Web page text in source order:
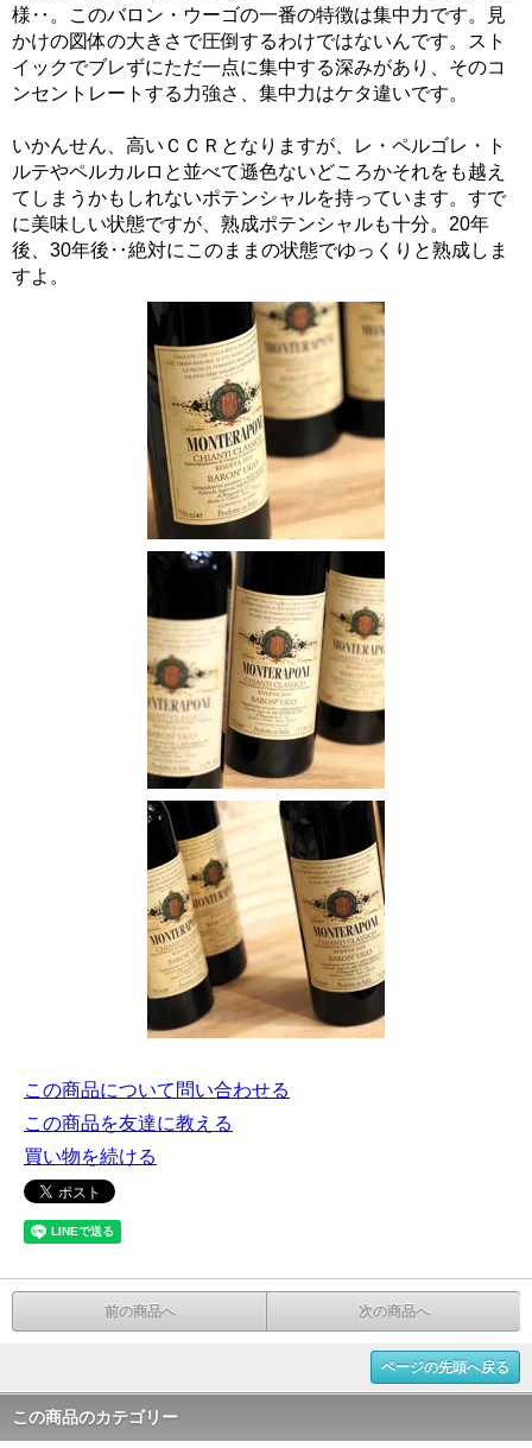
様‥。このバロン・ウーゴの一番の特徴は集中力です。見
かけの図体の大きさで圧倒するわけではないんです。スト
イックでブレずにただ一点に集中する深みがあり、そのコ
ンセントレートする力強さ、集中力はケタ違いです。
いかんせん、高いＣＣＲとなりますが、レ・ペルゴレ・ト
ルテやペルカルロと並べて遜色ないどころかそれをも越え
てしまうかもしれないポテンシャルを持っています。すで
に美味しい状態ですが、熟成ポテンシャルも十分。20年
後、30年後‥絶対にこのままの状態でゆっくりと熟成しま
すよ。
この商品について問い合わせる
この商品を友達に教える
買い物を続ける
前の商品へ 次の商品へ
ページの先頭へ戻る
この商品のカテゴリー